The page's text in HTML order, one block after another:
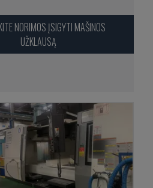
NORIMOS ĮSIGYTI MAŠINOS
UŽKLAUSĄ